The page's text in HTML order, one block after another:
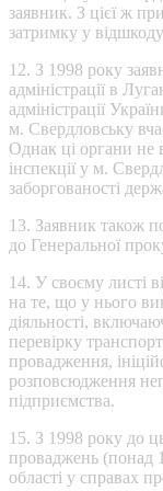
заявник. З цієї ж
затримку у
12. З 1998 року
адміністрації в
адміністрації
м. Свердловську
Однак ці органи не
інспекції у м.
заборгованості
13. Заявник також
до Генеральної
14. У своєму листі
на те, що у нього
діяльності,
перевірку
провадження,
розповсюдження
підприємства.
15. З 1998 року до
проваджень (понад
області у справах